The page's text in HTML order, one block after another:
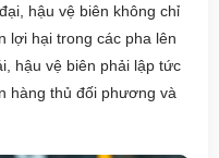
hậu vệ biên không chỉ
lợi hại trong các pha lên
hậu vệ biên phải lập tức
hàng thủ đối phương và